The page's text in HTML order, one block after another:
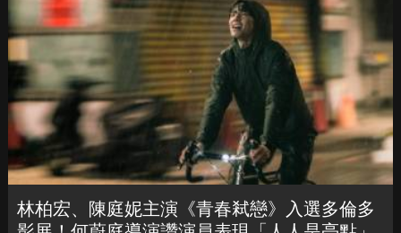
林柏宏、陳庭妮主演《青春弒戀》入選多倫多
影展！何蔚庭導演讚演員表現「人人是亮點」
2021-07-29 16:08